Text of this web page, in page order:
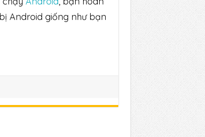
Android giống như bạn